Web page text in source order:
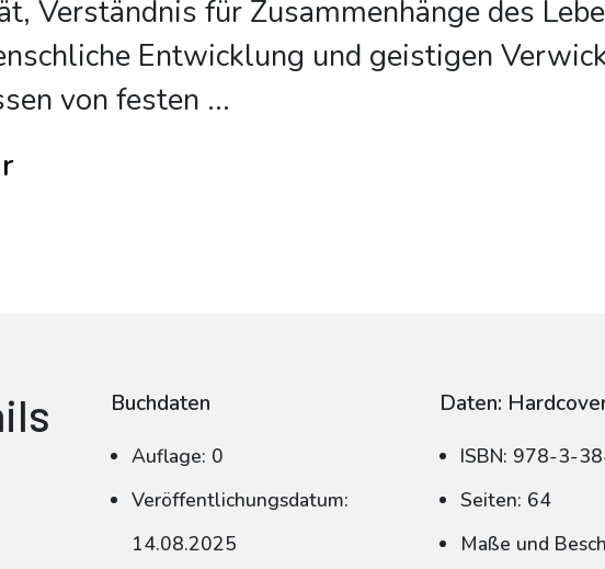
Verständnis für Zusammenhänge des
Entwicklung und geistigen
von festen ...
Buchdaten
Auflage: 0
Veröffentlichungsdatum:
14.08.2025
Daten:
ISBN: 978-3-
Seiten: 64
Maße und